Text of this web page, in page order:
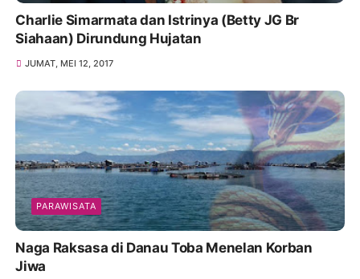
Charlie Simarmata dan Istrinya (Betty JG Br
Siahaan) Dirundung Hujatan
JUMAT, MEI 12, 2017
PARAWISATA
Naga Raksasa di Danau Toba Menelan Korban
Jiwa